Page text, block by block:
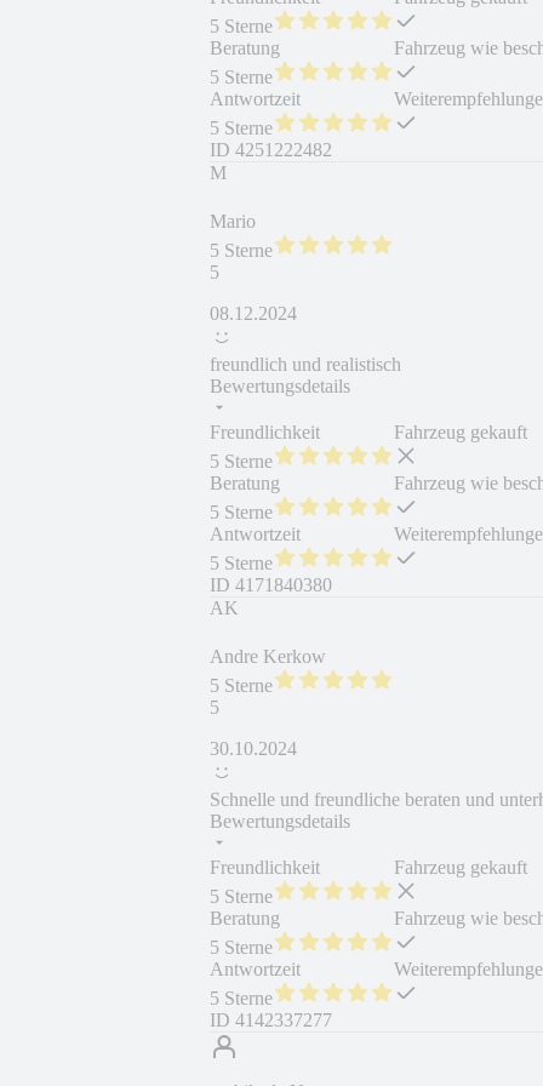
5 Sterne
Beratung
5 Sterne
Antwortzeit
5 Sterne
Fahrzeug wie
ID 4251222482
M
Mario
5 Sterne
5
08.12.2024
freundlich und realistisch
Bewertungsdetails
Freundlichkeit
5 Sterne
Beratung
5 Sterne
Antwortzeit
5 Sterne
Fahrzeug gekauft
Fahrzeug wie
ID 4171840380
AK
Andre Kerkow
5 Sterne
5
30.10.2024
Schnelle und freundliche beraten und
Bewertungsdetails
Freundlichkeit
5 Sterne
Beratung
5 Sterne
Antwortzeit
5 Sterne
Fahrzeug gekauft
Fahrzeug wie
ID 4142337277